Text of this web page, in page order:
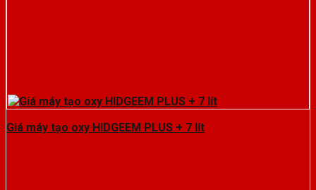
Giá máy tạo oxy HIDGEEM PLUS + 7 lít